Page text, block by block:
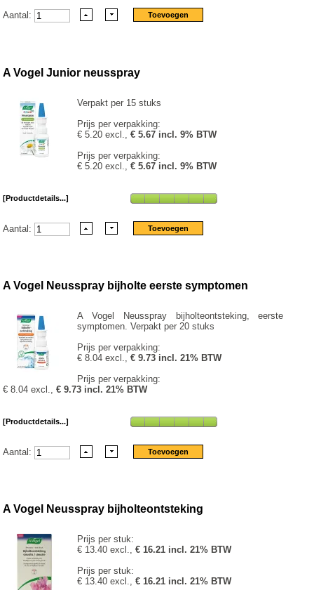
Aantal:
A Vogel Junior neusspray
Verpakt per 15 stuks
Prijs per verpakking:
€ 5.20 excl.,€ 5.67 incl. 9% BTW
Prijs per verpakking:
€ 5.20 excl.,€ 5.67 incl. 9% BTW
[Productdetails...]
Aantal:
A Vogel Neusspray bijholte eerste symptomen
A Vogel Neusspray bijholteontsteking, eerste
symptomen. Verpakt per 20 stuks
Prijs per verpakking:
€ 8.04 excl.,€ 9.73 incl. 21% BTW
Prijs per verpakking:
€ 8.04 excl.,€ 9.73 incl. 21% BTW
[Productdetails...]
Aantal:
A Vogel Neusspray bijholteontsteking
Prijs per stuk:
€ 13.40 excl.,€ 16.21 incl. 21% BTW
Prijs per stuk:
€ 13.40 excl.,€ 16.21 incl. 21% BTW